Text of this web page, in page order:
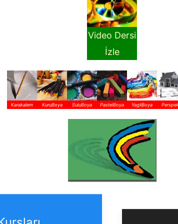
Video Dersi
İzle
Karakalem KuruBoya SuluBoya PastelBoya YagliBoya